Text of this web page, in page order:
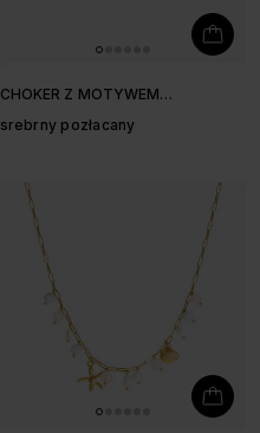
CHOKER Z MOTYWEM
srebrny pozłacany